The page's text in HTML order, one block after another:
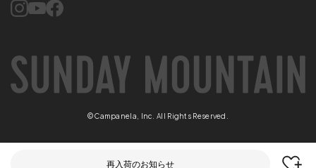
©Campanela, Inc. All Rights Reserved.
再入荷のお知らせ